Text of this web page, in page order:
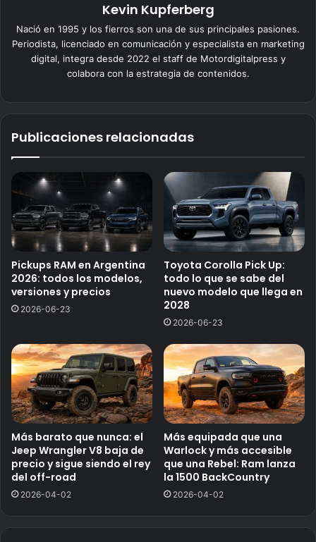
Kevin Kupferberg
Nació en 1995 y los fierros son una de sus principales pasiones.
Periodista, licenciado en comunicación y especialista en marketing
digital, integra desde 2022 el staff de Motordigitalpress y
colabora con la estrategia de contenidos.
Publicaciones relacionadas
Pickups RAM en Argentina
2026: todos los modelos,
versiones y precios
2026-06-23
Toyota Corolla Pick Up:
todo lo que se sabe del
nuevo modelo que llega en
2028
2026-06-23
Más barato que nunca: el
Jeep Wrangler V8 baja de
precio y sigue siendo el rey
del off-road
2026-04-02
Más equipada que una
Warlock y más accesible
que una Rebel: Ram lanza
la 1500 BackCountry
2026-04-02